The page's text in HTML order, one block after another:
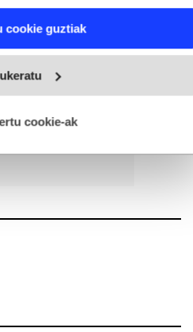
thedetails section
esperientzia eta zerbitzuak
Gehiago irakurri
cookie guztiak
cookie-ak